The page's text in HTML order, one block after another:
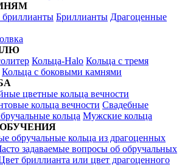
Бриллианты Драгоценные
Кольца-Halo Кольца c тремя
Кольца c боковыми камнями
цветные кольца вечности
кольца вечности Свадебные
кольца Мужские кольца
обручальные кольца из драгоценных
задаваемые вопросы об обручальных
бриллианта или цвет драгоценного